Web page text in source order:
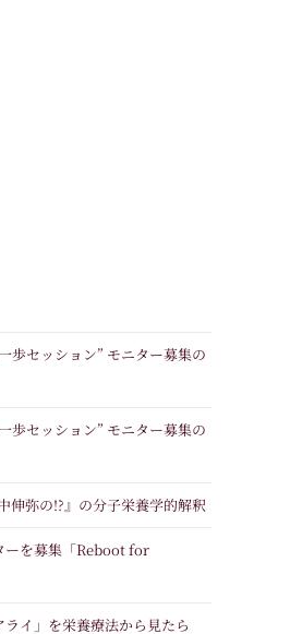
歩セッション” モニター募集の
歩セッション” モニター募集の
伸弥の!?』の分子栄養学的解釈
ーを募集「Reboot for
イ」を栄養療法から見たら